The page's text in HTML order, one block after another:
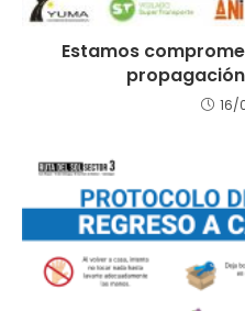
Estamos
propagación
16/